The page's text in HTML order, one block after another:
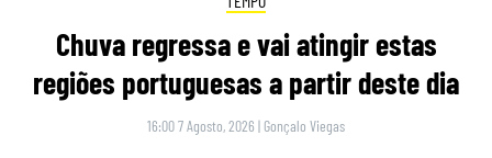
Chuva regressa e vai atingir estas
regiões portuguesas a partir deste dia
16:00 7 Agosto, 2026 | Gonçalo Viegas